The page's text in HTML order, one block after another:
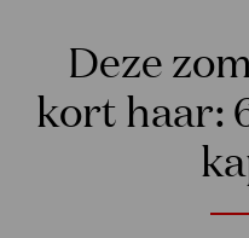
Deze
kort haar: